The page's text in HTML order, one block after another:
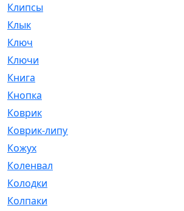
Клипсы
Клык
Ключ
Ключи
Книга
Кнопка
Коврик
Коврик-липучка
Кожух
Коленвал
Колодки
Колпаки